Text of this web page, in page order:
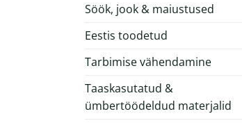
Söök, jook & maiustused
Eestis toodetud
Tarbimise vähendamine
Taaskasutatud &
ümbertöödeldud materjalid